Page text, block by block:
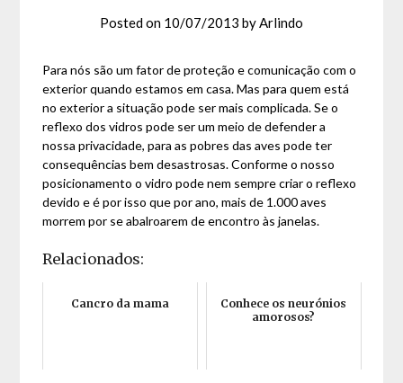
Posted on 10/07/2013 byArlindo
Para nós são um fator de proteção e comunicação com o
exterior quando estamos em casa. Mas para quem está
no exterior a situação pode ser mais complicada. Se o
reflexo dos vidros pode ser um meio de defender a
nossa privacidade, para as pobres das aves pode ter
consequências bem desastrosas. Conforme o nosso
posicionamento o vidro pode nem sempre criar o reflexo
devido e é por isso que por ano, mais de 1.000 aves
morrem por se abalroarem de encontro às janelas.
Relacionados:
Cancro da mama
Conhece os neurónios
amorosos?